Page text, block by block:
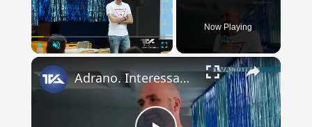
Now Playing
×
Adrano. Interessante incontro al liceo “Verga” con il prof. Fabio Gamberini. Studenti del Linguistic